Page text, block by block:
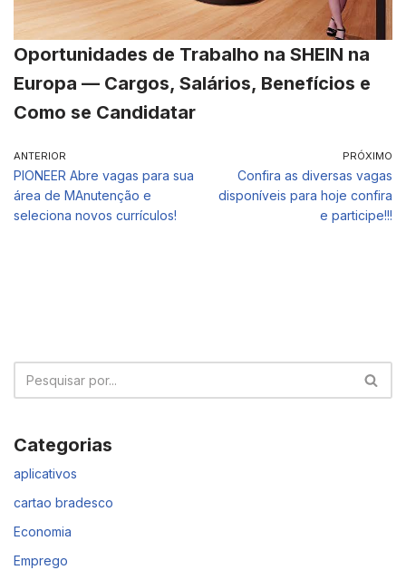
Oportunidades de Trabalho na SHEIN na
Europa — Cargos, Salários, Benefícios e
Como se Candidatar
ANTERIOR
PIONEER Abre vagas para sua
área de MAnutenção e
seleciona novos currículos!
PRÓXIMO
Confira as diversas vagas
disponíveis para hoje confira
e participe!!!
Categorias
aplicativos
cartao bradesco
Economia
Emprego